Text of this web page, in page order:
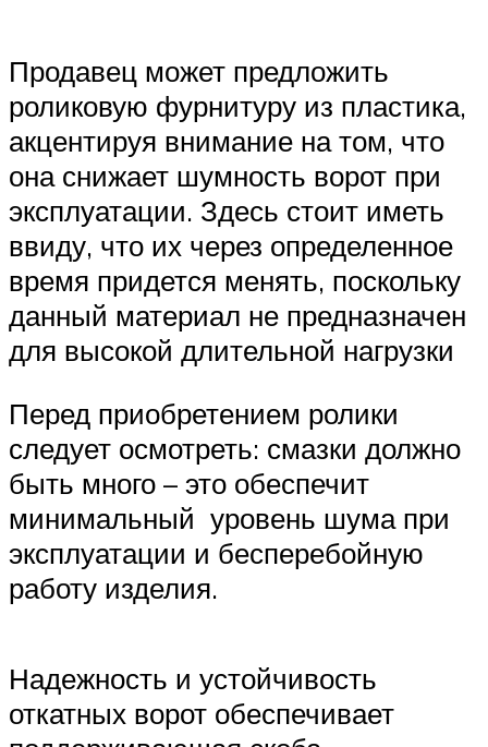
Продавец может предложить
роликовую фурнитуру из пластика,
акцентируя внимание на том, что
она снижает шумность ворот при
эксплуатации. Здесь стоит иметь
ввиду, что их через определенное
время придется менять, поскольку
данный материал не предназначен
для высокой длительной нагрузки
Перед приобретением ролики
следует осмотреть: смазки должно
быть много – это обеспечит
минимальный уровень шума при
эксплуатации и бесперебойную
работу изделия.
Надежность и устойчивость
откатных ворот обеспечивает